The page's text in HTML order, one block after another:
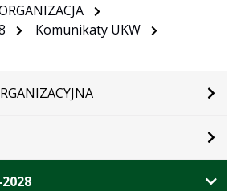
Komunikaty UKW